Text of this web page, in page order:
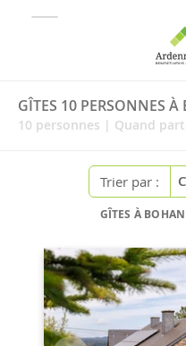
GÎTES 10 PERSONNES
10 personnes | Quand
Trier par :
GÎTES À BOHAN